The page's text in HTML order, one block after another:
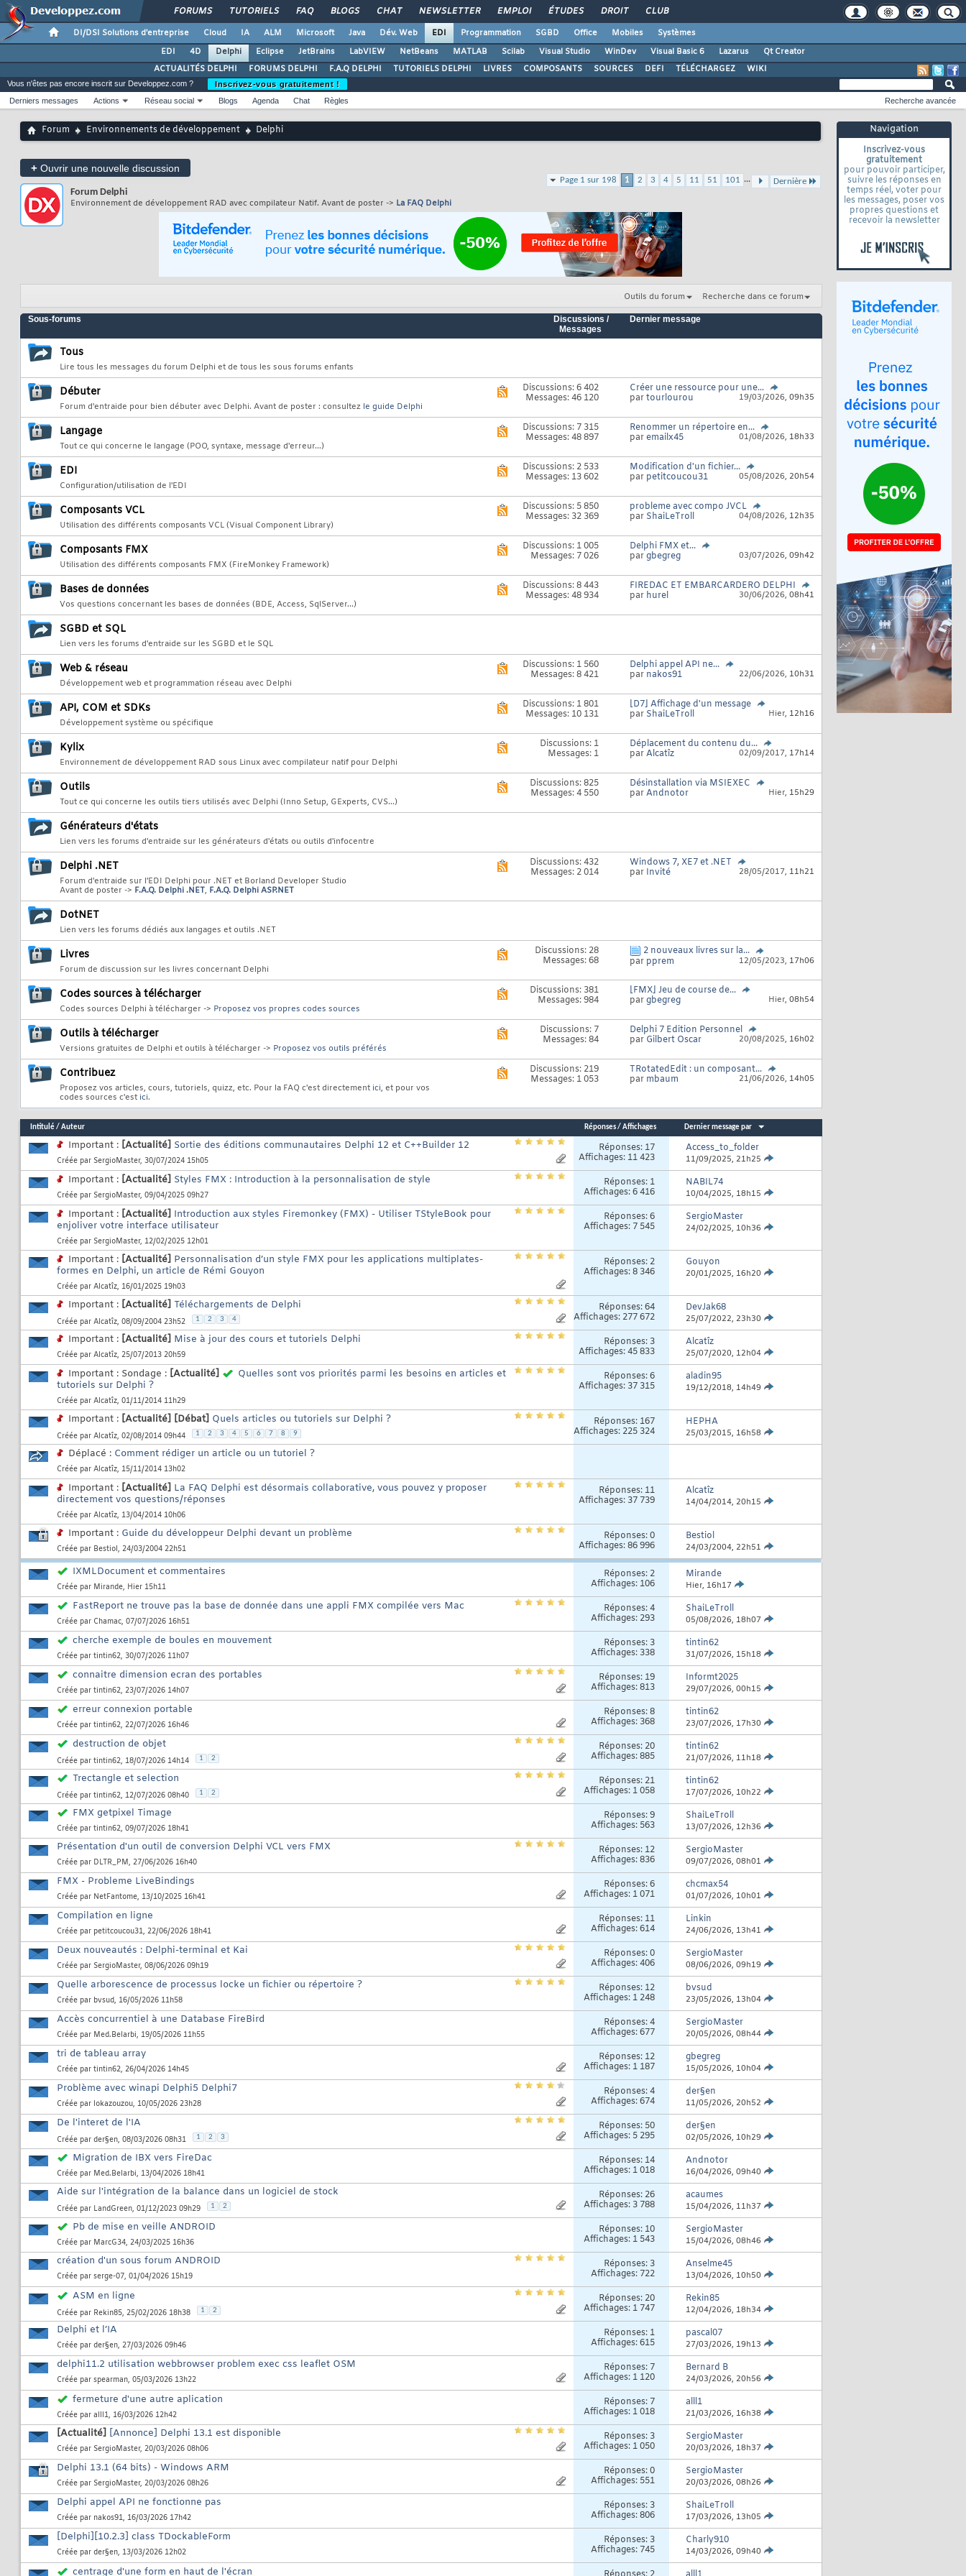
FORUMS TUTORIELS FAQ BLOGS CHAT NEWSLETTER EMPLOI ÉTUDES DROIT CLUB
DI/DSI Solutions d'entreprise Cloud IA ALM Microsoft Java Dév. Web EDI Programmation SGBD Office Mobiles
Systèmes
EDI
4D Delphi Eclipse JetBrains LabVIEW NetBeans MATLAB Scilab Visual Studio WinDev Visual Basic 6 Lazarus
Qt Creator
ACTUALITÉS DELPHI
FORUMS DELPHI F.A.Q DELPHI TUTORIELS DELPHI LIVRES COMPOSANTS SOURCES DEFI TÉLÉCHARGEZ WIKI
Vous n'êtes pas encore inscrit sur Developpez.com ?
Inscrivez-vous gratuitement !
Derniers messages
Actions Réseau social Blogs Agenda Chat Règles Recherche avancée
Forum Environnements de développement Delphi Navigation
Inscrivez-vous
gratuitement
pour pouvoir participer,
suivre les réponses en
temps réel, voter pour
les messages, poser vos
propres questions et
recevoir la newsletter
+ Ouvrir une nouvelle discussion
Page 1 sur 198 1 2 3 4 5 11 51 101 ... Dernière
Forum Delphi
Environnement de développement RAD avec compilateur Natif. Avant de poster -> La FAQ Delphi
Outils du forum Recherche dans ce forum
Sous-forums
Discussions /
Messages
Dernier message
Tous
Lire tous les messages du forum Delphi et de tous les sous forums enfants
Débuter
Forum d'entraide pour bien débuter avec Delphi. Avant de poster : consultez le guide Delphi
Voir
RSS
Discussions: 6 402
Messages: 46 120
Créer une ressource pour une...
partourlourou 19/03/2026, 09h35
Langage
Tout ce qui concerne le langage (POO, syntaxe, message d'erreur...)
Voir
RSS
Discussions: 7 315
Messages: 48 897
Renommer un répertoire en...
paremailx45 01/08/2026, 18h33
EDI
Configuration/utilisation de l'EDI
Voir
RSS
Discussions: 2 533
Messages: 13 602
Modification d'un fichier...
par petitcoucou31 05/08/2026, 20h54
Composants VCL
Utilisation des différents composants VCL (Visual Component Library)
Voir
RSS
Discussions: 5 850
Messages: 32 369
probleme avec compo JVCL
par ShaiLeTroll 04/08/2026, 12h35
Composants FMX
Utilisation des différents composants FMX (FireMonkey Framework)
Voir
RSS
Discussions: 1 005
Messages: 7 026
Delphi FMX et...
pargbegreg 03/07/2026, 09h42
Bases de données
Vos questions concernant les bases de données (BDE, Access, SqlServer...)
Voir
RSS
Discussions: 8 443
Messages: 48 934
FIREDAC ET EMBARCARDERO DELPHI
par hurel 30/06/2026, 08h41
SGBD et SQL
Lien vers les forums d'entraide sur les SGBD et le SQL
Web & réseau
Développement web et programmation réseau avec Delphi
Voir
RSS
Discussions: 1 560
Messages: 8 421
Delphi appel API ne...
par nakos91 22/06/2026, 10h31
API, COM et SDKs
Développement système ou spécifique
Voir
RSS
Discussions: 1 801
Messages: 10 131
[D7] Affichage d'un message
par ShaiLeTroll Hier, 12h16
Kylix
Environnement de développement RAD sous Linux avec compilateur natif pour Delphi
RSS
Discussions: 1
Messages: 1
Déplacement du contenu du...
parAlcatîz 02/09/2017, 17h14
Outils
Tout ce qui concerne les outils tiers utilisés avec Delphi (Inno Setup, GExperts, CVS...)
RSS
Discussions: 825
Messages: 4 550
Désinstallation via MSIEXEC
parAndnotor Hier, 15h29
Générateurs d'états
Lien vers les forums d'entraide sur les générateurs d'états ou outils d'infocentre
Delphi .NET
Forum d'entraide sur l'EDI Delphi pour .NET et Borland Developer Studio
Avant de poster -> F.A.Q. Delphi .NET, F.A.Q. Delphi ASP.NET
de
Discussions: 432
Messages: 2 014
Windows 7, XE7 et .NET
par Invité 28/05/2017, 11h21
DotNET
Lien vers les forums dédiés aux langages et outils .NET
Livres
Forum de discussion sur les livres concernant Delphi
RSS
Discussions: 28
Messages: 68
2 nouveaux livres sur la...
par pprem 12/05/2023, 17h06
Codes sources à télécharger
Codes sources Delphi à télécharger -> Proposez vos propres codes sources
RSS
Discussions: 381
Messages: 984
[FMX] Jeu de course de...
pargbegreg Hier, 08h54
Outils à télécharger
Versions gratuites de Delphi et outils à télécharger -> Proposez vos outils préférés
RSS
Discussions: 7
Messages: 84
Delphi 7 Edition Personnel
par Gilbert Oscar 20/08/2025, 16h02
Contribuez
Proposez vos articles, cours, tutoriels, quizz, etc. Pour la FAQ c'est directement ici, et pour vos
codes sources c'est ici.
de
ce
Discussions: 219
Messages: 1 053
TRotatedEdit : un composant...
par mbaum 21/06/2026, 14h05
Intitulé/ Auteur Réponses/ Affichages Dernier message par
Important : [Actualité] Sortie des éditions communautaires Delphi 12 et C++Builder 12
Créée par SergioMaster, 30/07/2024 15h05
Réponses: 17
Affichages: 11 423
Access_to_folder
11/09/2025, 21h25
Important : [Actualité] Styles FMX : Introduction à la personnalisation de style
Créée par SergioMaster, 09/04/2025 09h27
Réponses: 1
Affichages: 6 416
NABIL74
10/04/2025, 18h15
Important : [Actualité] Introduction aux styles Firemonkey (FMX) - Utiliser TStyleBook pour
enjoliver votre interface utilisateur
Créée par SergioMaster, 12/02/2025 12h01
Réponses:6
Affichages: 7 545
SergioMaster
24/02/2025, 10h36
Important : [Actualité] Personnalisation d’un style FMX pour les applications multiplates-
formes en Delphi, un article de Rémi Gouyon
Créée par Alcatîz, 16/01/2025 19h03
Réponses: 2
Affichages: 8 346
Gouyon
20/01/2025, 16h20
Important : [Actualité] Téléchargements de Delphi
Créée par Alcatîz, 08/09/2004 23h52 1 2 3 4
Réponses:64
Affichages: 277 672
DevJak68
25/07/2022, 23h30
Important : [Actualité] Mise à jour des cours et tutoriels Delphi
Créée par Alcatîz, 25/07/2013 20h59
Réponses: 3
Affichages: 45 833
Alcatîz
25/07/2020, 12h04
Important : Sondage : [Actualité]
Quelles sont vos priorités parmi les besoins en articles et
tutoriels sur Delphi ?
Créée par Alcatîz, 01/11/2014 11h29
Réponses:6
Affichages: 37 315
aladin95
19/12/2018, 14h49
Important : [Actualité] [Débat] Quels articles ou tutoriels sur Delphi ?
Créée par Alcatîz, 02/08/2014 09h44 1 2 3 4 5 6 7 8 9
Réponses: 167
Affichages: 225 324
HEPHA
25/03/2015, 16h58
Déplacé : Comment rédiger un article ou un tutoriel ?
Créée par Alcatîz, 15/11/2014 13h02
Important : [Actualité] La FAQ Delphi est désormais collaborative, vous pouvez y proposer
directement vos questions/réponses
Créée par Alcatîz, 13/04/2014 10h06
Réponses: 11
Affichages: 37 739
Alcatîz
14/04/2014, 20h15
Important : Guide du développeur Delphi devant un problème
Créée par Bestiol, 24/03/2004 22h51
Réponses:0
Affichages: 86 996
Bestiol
24/03/2004, 22h51
IXMLDocument et commentaires
Créée par Mirande, Hier 15h11
Réponses: 2
Affichages: 106
Mirande
Hier, 16h17
FastReport ne trouve pas la base de donnée dans une appli FMX compilée vers Mac
Créée par Chamac, 07/07/2026 16h51
Réponses:4
Affichages: 293
ShaiLeTroll
05/08/2026, 18h07
cherche exemple de boules en mouvement
Créée par tintin62, 30/07/2026 11h07
Réponses: 3
Affichages: 338
tintin62
31/07/2026, 15h18
connaitre dimension ecran des portables
Créée par tintin62, 23/07/2026 14h07
Réponses: 19
Affichages: 813
Informt2025
29/07/2026, 00h15
erreur connexion portable
Créée par tintin62, 22/07/2026 16h46
Réponses:8
Affichages: 368
tintin62
23/07/2026, 17h30
destruction de objet
Créée par tintin62, 18/07/2026 14h14 1 2
Réponses: 20
Affichages: 885
tintin62
21/07/2026, 11h18
Trectangle et selection
Créée par tintin62, 12/07/2026 08h40 1 2
Réponses: 21
Affichages: 1 058
tintin62
17/07/2026, 10h22
FMX getpixel Timage
Créée par tintin62, 09/07/2026 18h41
Réponses:9
Affichages: 563
ShaiLeTroll
13/07/2026, 12h36
Présentation d'un outil de conversion Delphi VCL vers FMX
Créée par DLTR_PM, 27/06/2026 16h40
Réponses: 12
Affichages: 836
SergioMaster
09/07/2026, 08h01
FMX - Probleme LiveBindings
Créée par NetFantome, 13/10/2025 16h41
Réponses:6
Affichages: 1 071
chcmax54
01/07/2026, 10h01
Compilation en ligne
Créée par petitcoucou31, 22/06/2026 18h41
Réponses: 11
Affichages: 614
Linkin
24/06/2026, 13h41
Deux nouveautés : Delphi-terminal et Kai
Créée par SergioMaster, 08/06/2026 09h19
Réponses:0
Affichages: 406
SergioMaster
08/06/2026, 09h19
Quelle arborescence de processus locke un fichier ou répertoire ?
Créée par bvsud, 16/05/2026 11h58
Réponses: 12
Affichages: 1 248
bvsud
23/05/2026, 13h04
Accès concurrentiel à une Database FireBird
Créée par Med.Belarbi, 19/05/2026 11h55
Réponses:4
Affichages: 677
SergioMaster
20/05/2026, 08h44
tri de tableau array
Créée par tintin62, 26/04/2026 14h45
Réponses: 12
Affichages: 1 187
gbegreg
15/05/2026, 10h04
Problème avec winapi Delphi5 Delphi7
Créée par lokazouzou, 10/05/2026 23h28
Réponses:4
Affichages: 674
der§en
11/05/2026, 20h52
De l'interet de l'IA
Créée par der§en, 08/03/2026 08h31 1 2 3
Réponses: 50
Affichages: 5 295
der§en
02/05/2026, 10h29
Migration de IBX vers FireDac
Créée par Med.Belarbi, 13/04/2026 18h41
Réponses: 14
Affichages: 1 018
Andnotor
16/04/2026, 09h40
Aide sur l'intégration de la balance dans un logiciel de stock
Créée par LandGreen, 01/12/2023 09h29 1 2
Réponses: 26
Affichages: 3 788
acaumes
15/04/2026, 11h37
Pb de mise en veille ANDROID
Créée par MarcG34, 24/03/2025 16h36
Réponses: 10
Affichages: 1 543
SergioMaster
15/04/2026, 08h46
création d'un sous forum ANDROID
Créée par serge-07, 01/04/2026 15h19
Réponses: 3
Affichages: 722
Anselme45
13/04/2026, 10h50
ASM en ligne
Créée par Rekin85, 25/02/2026 18h38 1 2
Réponses: 20
Affichages: 1 747
Rekin85
12/04/2026, 18h34
Delphi et l’IA
Créée par der§en, 27/03/2026 09h46
Réponses: 1
Affichages: 615
pascal07
27/03/2026, 19h13
delphi11.2 utilisation webbrowser problem exec css leaflet OSM
Créée par spearman, 05/03/2026 13h22
Réponses: 7
Affichages: 1 120
Bernard B
24/03/2026, 20h56
fermeture d'une autre aplication
Créée par alll1, 16/03/2026 12h42
Réponses: 7
Affichages: 1 018
alll1
21/03/2026, 16h38
[Actualité] [Annonce] Delphi 13.1 est disponible
Créée par SergioMaster, 20/03/2026 08h06
Réponses: 3
Affichages: 1 050
SergioMaster
20/03/2026, 18h37
Delphi 13.1 (64 bits) - Windows ARM
Créée par SergioMaster, 20/03/2026 08h26
Réponses:0
Affichages: 551
SergioMaster
20/03/2026, 08h26
Delphi appel API ne fonctionne pas
Créée par nakos91, 16/03/2026 17h42
Réponses: 3
Affichages: 806
ShaiLeTroll
17/03/2026, 13h05
[Delphi][10.2.3] class TDockableForm
Créée par der§en, 13/03/2026 12h02
Réponses: 3
Affichages: 745
Charly910
14/03/2026, 09h40
centrage d'une form en haut de l'écran